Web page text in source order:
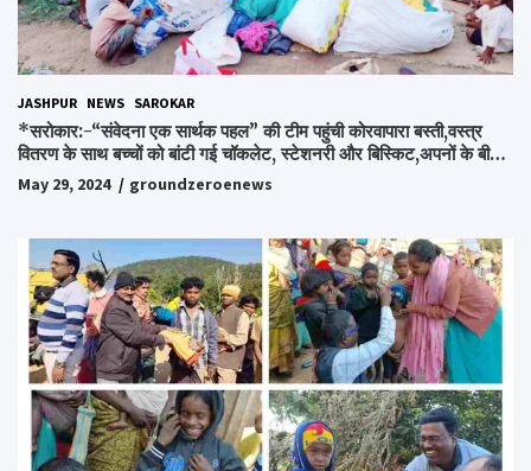
JASHPUR NEWS SAROKAR
*सरोकार:-“संवेदना एक सार्थक पहल” की टीम पहुंची कोरवापारा बस्ती,वस्त्र
वितरण के साथ बच्चों को बांटी गई चॉकलेट, स्टेशनरी और बिस्किट,अपनों के बीच
अपनों को पाकर भाव विभोर हुए लोग,संवेदना समूह के संस्थापक स्व.विश्वबंधु को
किया गया याद,समाजसेवी और समूह के लोगों ने रखी अपनी राय,कहा स्व.शर्मा के
May 29, 2024 groundzeroenews